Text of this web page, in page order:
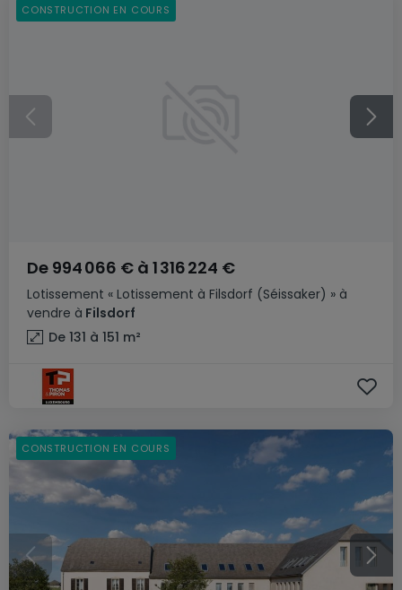
Lotissement « Lotissement à Filsdorf (Séissaker) » à
vendre à Filsdorf
De 994 066 € à 1 316 224 €
De 131 à 151 m²
CONSTRUCTION EN COURS
CONSTRUCTION EN COURS